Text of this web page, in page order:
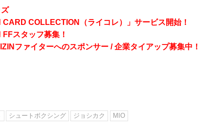
COLLECTION（ライコレ）」サービス開始！
スタッフ募集！
ファイターへのスポンサー / 企業タイアップ募集中！
シュートボクシング ジョシカク MIO